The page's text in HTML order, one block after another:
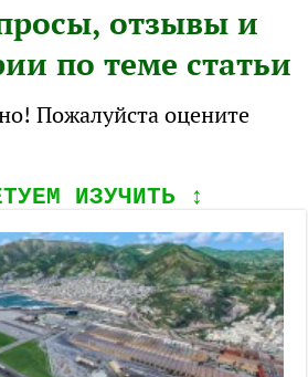
отзывы и
по теме статьи
Пожалуйста оцените
ИЗУЧИТЬ ↕️